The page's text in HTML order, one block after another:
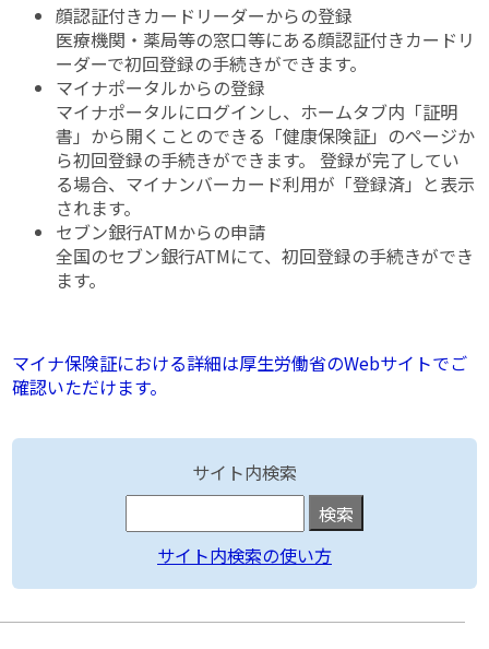
顔認証付きカードリーダーからの登録
医療機関・薬局等の窓口等にある顔認証付きカードリ
ーダーで初回登録の手続きができます。
マイナポータルからの登録
マイナポータルにログインし、ホームタブ内「証明
書」から開くことのできる「健康保険証」のページか
ら初回登録の手続きができます。 登録が完了してい
る場合、マイナンバーカード利用が「登録済」と表示
されます。
セブン銀行ATMからの申請
全国のセブン銀行ATMにて、初回登録の手続きができ
ます。
マイナ保険証における詳細は厚生労働省のWebサイトでご
確認いただけます。
サイト内検索
サイト内検索の使い方